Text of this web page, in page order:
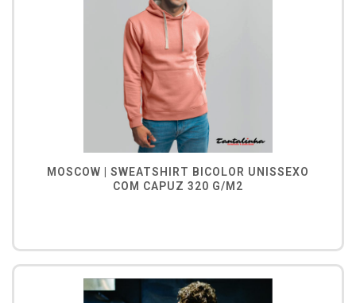
MOSCOW | SWEATSHIRT BICOLOR UNISSEXO
COM CAPUZ 320 G/M2